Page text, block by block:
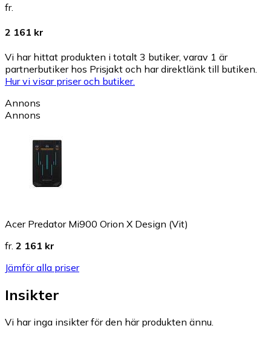
fr.
2 161 kr
Vi har hittat produkten i totalt 3 butiker, varav 1 är
partnerbutiker hos Prisjakt och har direktlänk till butiken.
Hur vi visar priser och butiker.
Annons
Annons
Acer Predator Mi900 Orion X Design (Vit)
fr. 2 161 kr
Jämför alla priser
Insikter
Vi har inga insikter för den här produkten ännu.